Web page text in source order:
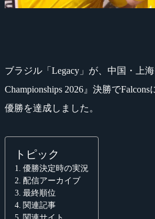
ブラジル「Legacy」が、中国・上
Championships 2026』決勝で
優勝を達成しました。
トピック
優勝決定時の実況
配信アーカイブ
最終順位
関連記事
関連サイト